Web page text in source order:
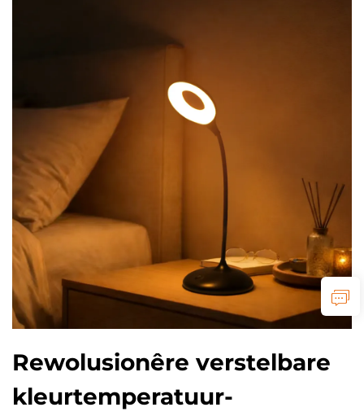
Rewolusionêre verstelbare
kleurtemperatuur-